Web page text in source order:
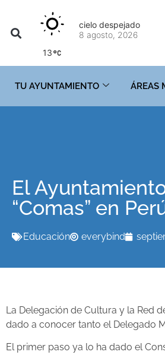
13
cielo despejado
8 agosto, 2026
TU AYUNTAMIENTO ÁREAS
El
“Comas” en
Educación everybind
La Delegación de Cultura y la Red
dado a conocer tanto el Delegado
El primer paso ya lo ha dado el